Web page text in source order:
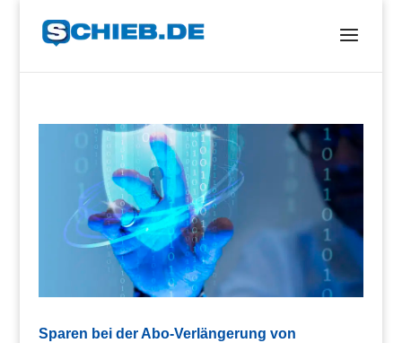
Sparen bei der Abo-Verlängerung von